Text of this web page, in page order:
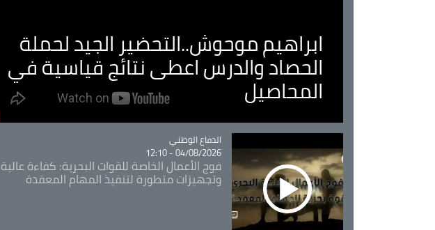
ابراهيم موحوش..التحضير الجيد لحملة
الحصاد والدرس اعطى نتائج قياسية في
المحاصيل
Catégorie
الدفاع الوطني
04/08/2026 - 12:10
فوج الأعمال الخاصة للقوات البحرية: كفاءة عالية
وتجهيزات متطورة لتنفيذ المهام المعقدة